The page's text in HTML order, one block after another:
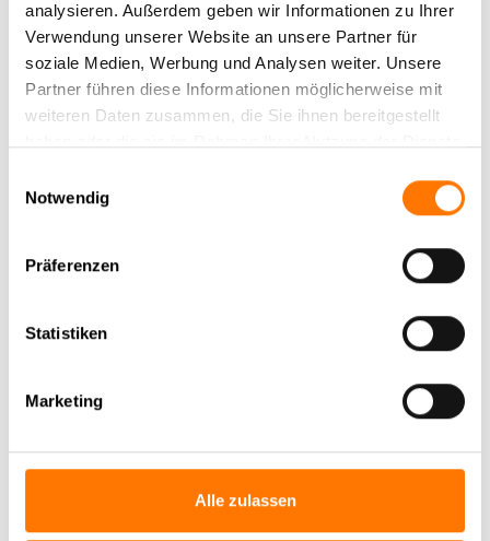
analysieren. Außerdem geben wir Informationen zu Ihrer
Verwendung unserer Website an unsere Partner für
soziale Medien, Werbung und Analysen weiter. Unsere
Partner führen diese Informationen möglicherweise mit
weiteren Daten zusammen, die Sie ihnen bereitgestellt
Notwendig
Präferenzen
Statistiken
Marketing
Alle zulassen